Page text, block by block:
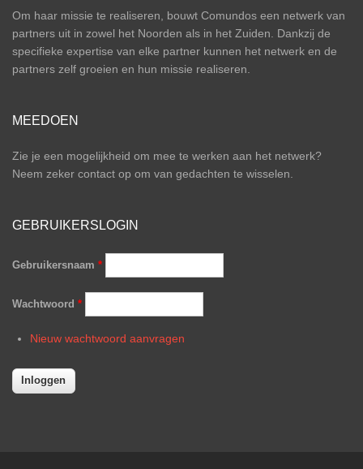
Om haar missie te realiseren, bouwt Comundos een netwerk van
partners uit in zowel het Noorden als in het Zuiden. Dankzij de
specifieke expertise van elke partner kunnen het netwerk en de
partners zelf groeien en hun missie realiseren.
MEEDOEN
Zie je een mogelijkheid om mee te werken aan het netwerk?
Neem zeker contact op om van gedachten te wisselen.
GEBRUIKERSLOGIN
Gebruikersnaam *
Wachtwoord *
Nieuw wachtwoord aanvragen